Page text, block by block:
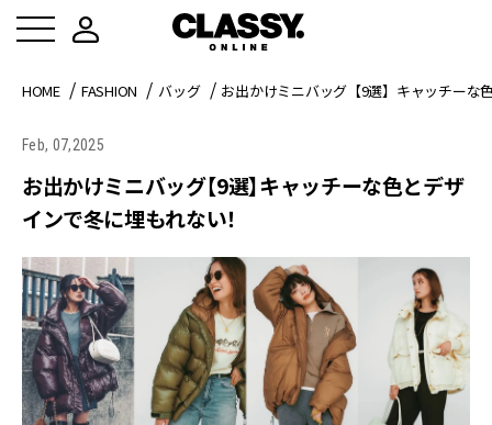
HOME FASHION バッグ お出かけミニバッグ【9選】キャッチーな
Feb, 07,2025
お出かけミニバッグ【9選】キャッチーな色とデザ
インで冬に埋もれない！